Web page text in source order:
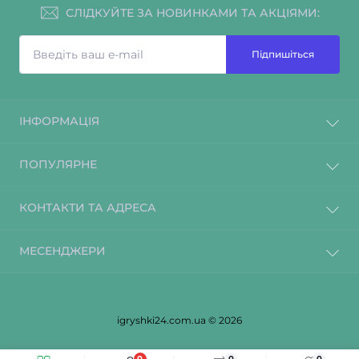
СЛІДКУЙТЕ ЗА НОВИНКАМИ ТА АКЦІЯМИ:
Підпишіться
ІНФОРМАЦІЯ
ПОПУЛЯРНЕ
КОНТАКТИ ТА АДРЕСА
МЕСЕНДЖЕРИ
igryshki24.com.ua © 2026